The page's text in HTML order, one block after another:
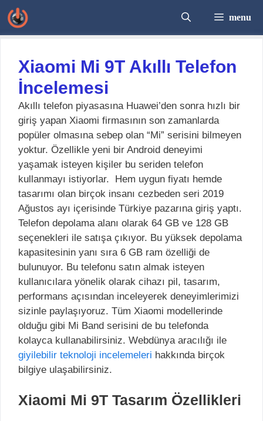
İçeriğe
atla
menu
Xiaomi Mi 9T Akıllı Telefon
İncelemesi
Akıllı telefon piyasasına Huawei’den sonra hızlı bir
giriş yapan Xiaomi firmasının son zamanlarda
popüler olmasına sebep olan “Mi” serisini bilmeyen
yoktur. Özellikle yeni bir Android deneyimi
yaşamak isteyen kişiler bu seriden telefon
kullanmayı istiyorlar. Hem uygun fiyatı hemde
tasarımı olan birçok insanı cezbeden seri 2019
Ağustos ayı içerisinde Türkiye pazarına giriş yaptı.
Telefon depolama alanı olarak 64 GB ve 128 GB
seçenekleri ile satışa çıkıyor. Bu yüksek depolama
kapasitesinin yanı sıra 6 GB ram özelliği de
bulunuyor. Bu telefonu satın almak isteyen
kullanıcılara yönelik olarak cihazı pil, tasarım,
performans açısından inceleyerek deneyimlerimizi
sizinle paylaşıyoruz. Tüm Xiaomi modellerinde
olduğu gibi Mi Band serisini de bu telefonda
kolayca kullanabilirsiniz. Webdünya aracılığı ile
giyilebilir teknoloji incelemeleri hakkında birçok
bilgiye ulaşabilirsiniz.
Xiaomi Mi 9T Tasarım Özellikleri